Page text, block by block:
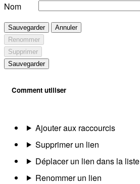
Nom
Sauvegarder
Annuler
Renommer
Supprimer
Sauvegarder
Comment utiliser
Ajouter aux raccourcis
Supprimer un lien
Déplacer un lien dans la liste
Renommer un lien